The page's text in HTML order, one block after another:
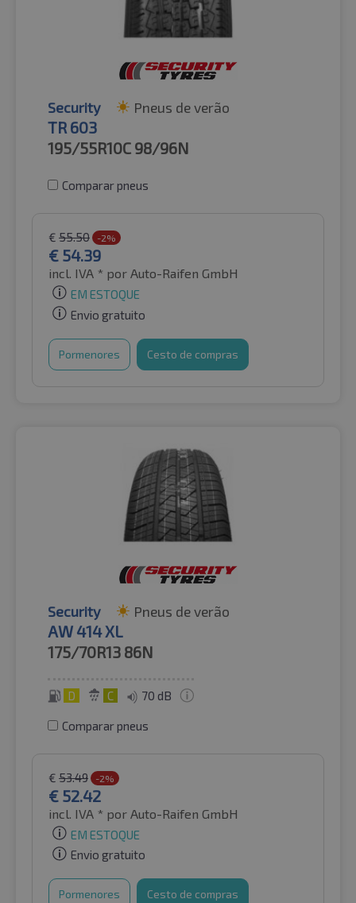
Security Pneus de verão
TR 603
195/55R10C 98/96N
Comparar pneus
€ 55.50 -2%
€ 54.39
incl. IVA * por Auto-Raifen GmbH
EM ESTOQUE
Envio gratuito
Pormenores Cesto de compras
Security Pneus de verão
AW 414 XL
175/70R13 86N
D C 70 dB
Comparar pneus
€ 53.49 -2%
€ 52.42
incl. IVA * por Auto-Raifen GmbH
EM ESTOQUE
Envio gratuito
Pormenores Cesto de compras